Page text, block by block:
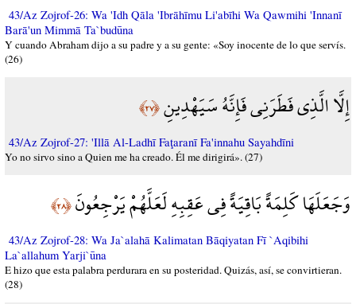
43/Az Zojrof-26: Wa 'Idh Qāla 'Ibrāhīmu Li'abīhi Wa Qawmihi 'Innanī
Barā'un Mimmā Ta`budūna
Y cuando Abraham dijo a su padre y a su gente: «Soy inocente de lo que servís.
(26)
إِلَّا الَّذِي فَطَرَنِي فَإِنَّهُ سَيَهْدِينِ﴿٢٧﴾
43/Az Zojrof-27: 'Illā Al-Ladhī Faţaranī Fa'innahu Sayahdīni
Yo no sirvo sino a Quien me ha creado. Él me dirigirá». (27)
وَجَعَلَهَا كَلِمَةً بَاقِيَةً فِي عَقِبِهِ لَعَلَّهُمْ يَرْجِعُونَ﴿٢٨﴾
43/Az Zojrof-28: Wa Ja`alahā Kalimatan Bāqiyatan Fī `Aqibihi
La`allahum Yarji`ūna
E hizo que esta palabra perdurara en su posteridad. Quizás, así, se convirtieran.
(28)